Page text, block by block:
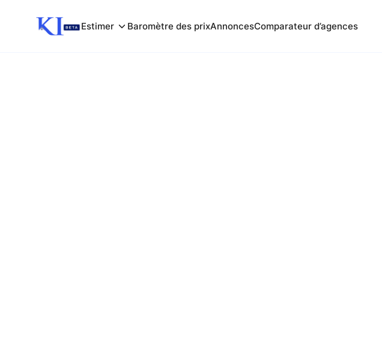
Estimer Baromètre des prixAnnoncesComparateur d’agences